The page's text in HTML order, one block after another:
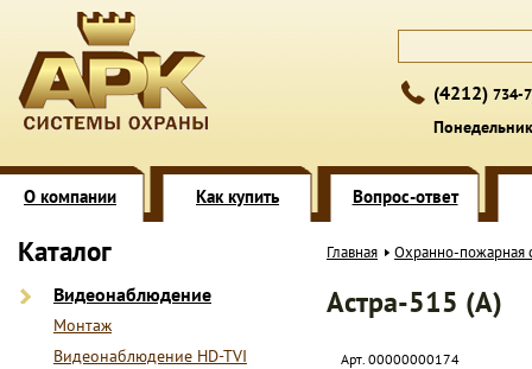
(4212) 734-
О компании Как купить Вопрос-ответ
Каталог
Видеонаблюдение
Монтаж
Видеонаблюдение HD-TVI
Главная Охранно-пожарная
Астра-515 (А)
Арт. 00000000174